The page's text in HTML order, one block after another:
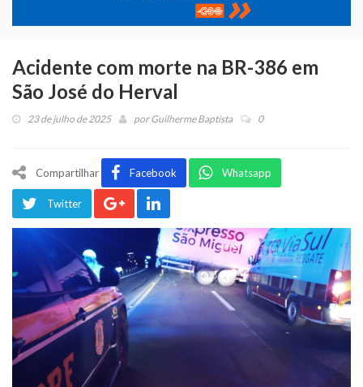
Acidente com morte na BR-386 em
São José do Herval
23 de julho de 2025 porGuilherme Baptista 0
Compartilhar Facebook Whatsapp
Twitter